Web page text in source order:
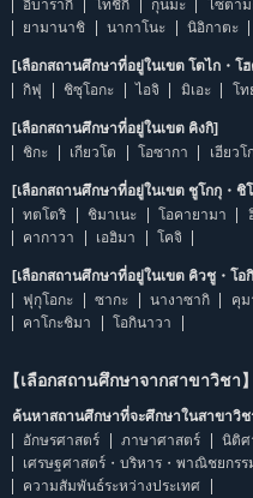
อิบารากิ
โทชิกิ กุนมะ ไซตาม
ยามานาชิ
นากาโนะ นิอิกาตะ
[เลือกสถานศึกษาที่อยู่ในเขต โตไก・โ
กิฟุ
ชิซุโอกะ ไอจิ มิเอะ โท
[เลือกสถานศึกษาที่อยู่ในเขต คิงกิ]
ชิกะ
เกียวโต โอซากา เฮียวโ
[เลือกสถานศึกษาที่อยู่ในเขต ชูโกกุ・ชิ
ทตโตริ
ชิมาเนะ โอคายามา
คากาวา
เอฮิมา โคจิ
[เลือกสถานศึกษาที่อยู่ในเขต คิวชู・โอ
ฟุกุโอกะ
ซากะ นางาซากิ คุม
คาโกะชิมา
โอกินาวา
【เลือกสถานศึกษาจากสาขาวิชา】
ค้นหาสถานศึกษาที่จะศึกษาในสาขาวิ
อักษรศาสตร์
ภาษาศาสตร์
นิติศ
เศรษฐศาสตร์・บริหาร・พาณิชยกร
ความสัมพันธ์ระหว่างประเทศ